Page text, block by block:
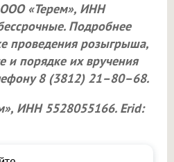
ООО «Терем», ИНН
Подробнее
проведения розыгрыша,
и порядке их вручения
8 (3812) 21–80–68.
, ИНН 5528055166. Erid: